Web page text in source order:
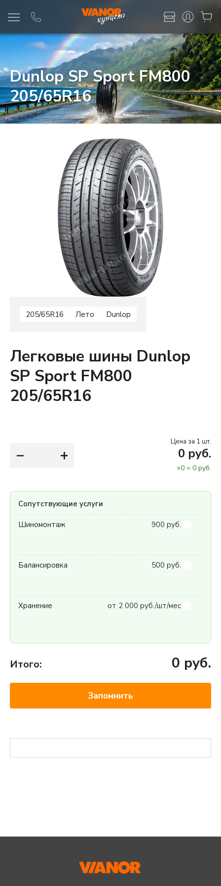
Dunlop SP Sport FM800
205/65R16
205/65R16 Лето Dunlop
Легковые шины Dunlop
SP Sport FM800
205/65R16
− +
Цена за 1 шт.
0 руб.
×0 = 0 руб.
Сопутствующие услуги
Шиномонтаж 900 руб.
Балансировка 500 руб.
Хранение от 2 000 руб./шт/мес
Итого: 0 руб.
Запомнить
Информация Фото товара